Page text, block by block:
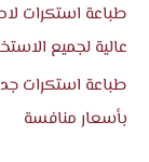
طباعة استكرات
عالية لجميع
طباعة استكرات
بأسعار منافسة